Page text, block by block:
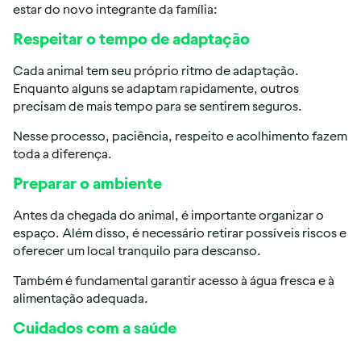
estar do novo integrante da família:
Respeitar o tempo de adaptação
Cada animal tem seu próprio ritmo de adaptação.
Enquanto alguns se adaptam rapidamente, outros
precisam de mais tempo para se sentirem seguros.
Nesse processo, paciência, respeito e acolhimento fazem
toda a diferença.
Preparar o ambiente
Antes da chegada do animal, é importante organizar o
espaço. Além disso, é necessário retirar possíveis riscos e
oferecer um local tranquilo para descanso.
Também é fundamental garantir acesso à água fresca e à
alimentação adequada.
Cuidados com a saúde